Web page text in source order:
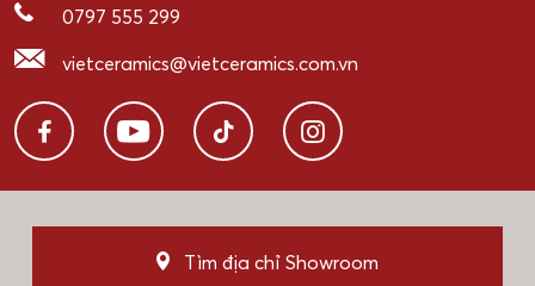
0797 555 299
vietceramics@vietceramics.com.vn
Tìm địa chỉ Showroom